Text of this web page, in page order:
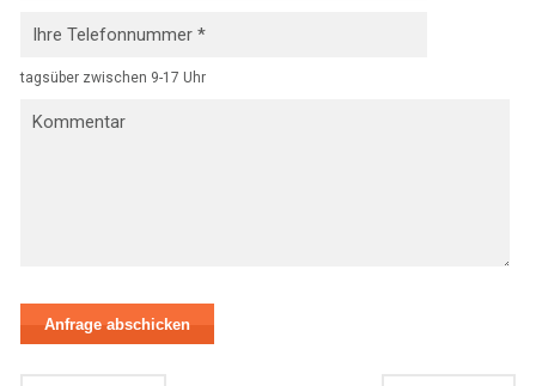
tagsüber zwischen 9-17 Uhr